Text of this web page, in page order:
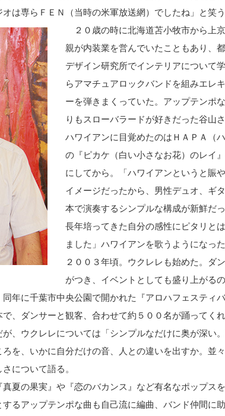
は専らＦＥＮ（当時の米軍放送網）でしたね」と笑う
２０歳の時に北海道苫小牧市から上
親が内装業を営んでいたこともあり、
デザイン研究所でインテリアについて
らアマチュアロックバンドを組みエレ
ーを弾きまくっていた。アップテンポ
りもスローバラードが好きだった谷山
ハワイアンに目覚めたのはＨＡＰＡ（ハ
の『ピカケ（白い小さなお花）のレイ
にしてから。「ハワイアンというと賑
イメージだったから、男性デュオ、ギ
本で演奏するシンプルな構成が新鮮だっ
長年培ってきた自分の感性にピタリと
ました」ハワイアンを歌うようになっ
２００３年頃。ウクレレも始めた。ダ
がつき、イベントとしても盛り上がる
年に千葉市中央公園で開かれた『アロハフェスティ
、ダンサーと観客、合わせて約５００名が踊ってくれ
、ウクレレについては「シンプルなだけに奥が深い
を、いかに自分だけの音、人との違いを出すか。並
について語る。
夏の果実』や『恋のバカンス』など有名なポップス
るアップテンポな曲も自己流に編曲、バンド仲間に